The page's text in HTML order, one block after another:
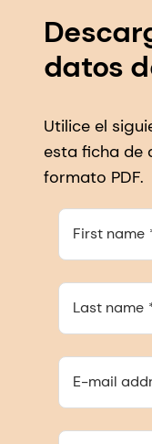
datos
Utilice el
esta ficha de
formato PDF.
First name
Last name
E-mail